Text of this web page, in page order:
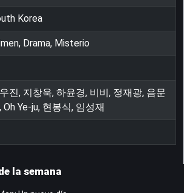
Korea
Drama, Misterio
진, 지창욱, 하윤경, 비비, 정재광, 음문
Oh Ye-ju, 현봉식, 임성재
la semana